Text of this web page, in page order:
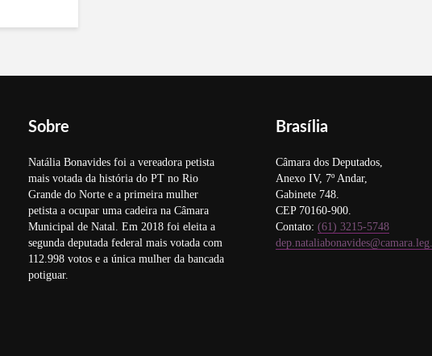
Sobre
Natália Bonavides foi a vereadora petista
mais votada da história do PT no Rio
Grande do Norte e a primeira mulher
petista a ocupar uma cadeira na Câmara
Municipal de Natal. Em 2018 foi eleita a
segunda deputada federal mais votada com
112.998 votos e a única mulher da bancada
potiguar.
Brasília
Câmara dos Deputados,
Anexo IV, 7º Andar,
Gabinete 748.
CEP 70160-900.
Contato: (61) 3215-5748